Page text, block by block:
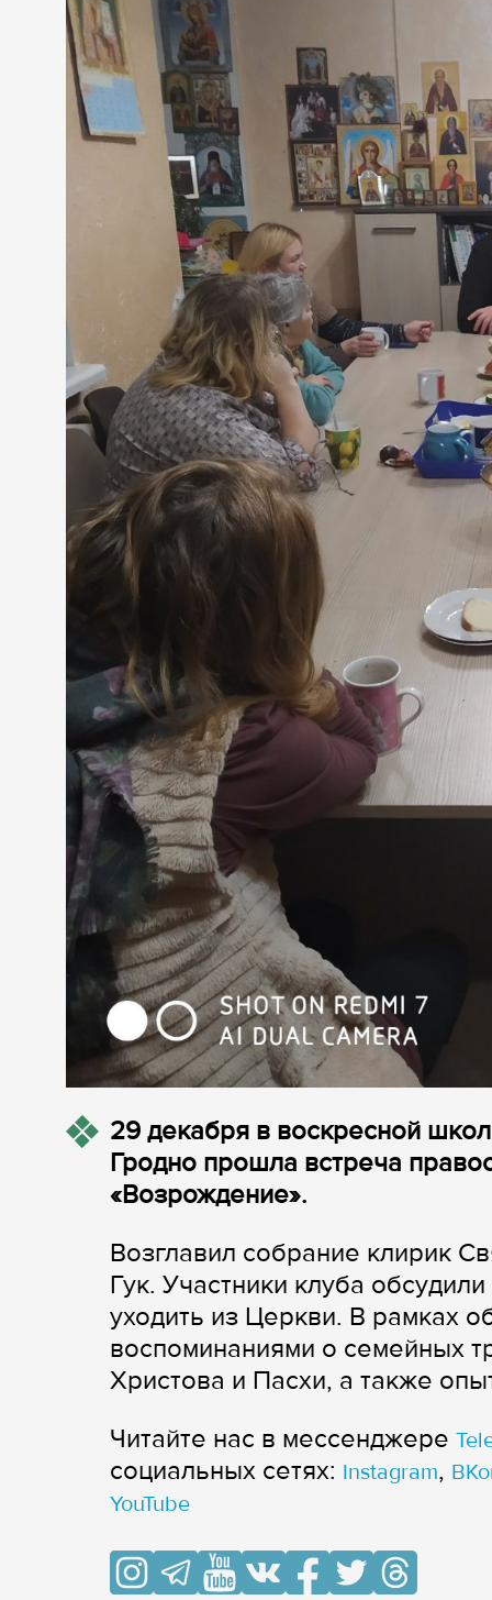
29 декабря в воскресной
Гродно прошла встреча
«Возрождение».
Возглавил собрание клирик
Гук. Участники клуба
уходить из Церкви. В рамках
воспоминаниями о семейных
Христова и Пасхи, а также
Читайте нас в мессенджере
cоциальных сетях: Instagram,
YouTube